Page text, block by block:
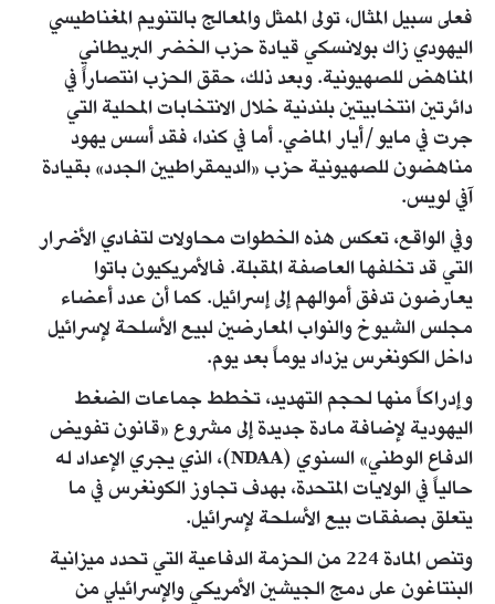
فعلى سبيل المثال، تولى الممثل والمعالج بالتنويم المغناطيسي
اليهودي زاك بولانسكي قيادة حزب الخضر البريطاني
المناهض للصهيونية. وبعد ذلك، حقق الحزب انتصاراً في
دائرتين انتخابيتين بلندنية خلال الانتخابات المحلية التي
جرت في مايو/أيار الماضي. أما في كندا، فقد أسس يهود
مناهضون للصهيونية حزب «الديمقراطيين الجدد» بقيادة
آفي لويس.
وفي الواقع، تعكس هذه الخطوات محاولات لتفادي الأضرار
التي قد تخلفها العاصفة المقبلة. فالأمريكيون باتوا
يعارضون تدفق أموالهم إلى إسرائيل. كما أن عدد أعضاء
مجلس الشيوخ والنواب المعارضين لبيع الأسلحة لإسرائيل
داخل الكونغرس يزداد يوماً بعد يوم.
وإدراكاً منها لحجم التهديد، تخطط جماعات الضغط
اليهودية لإضافة مادة جديدة إلى مشروع «قانون تفويض
الدفاع الوطني» السنوي (NDAA)، الذي يجري الإعداد له
حالياً في الولايات المتحدة، بهدف تجاوز الكونغرس في ما
يتعلق بصفقات بيع الأسلحة لإسرائيل.
وتنص المادة 224 من الحزمة الدفاعية التي تحدد ميزانية
البنتاغون على دمج الجيشين الأمريكي والإسرائيلي من